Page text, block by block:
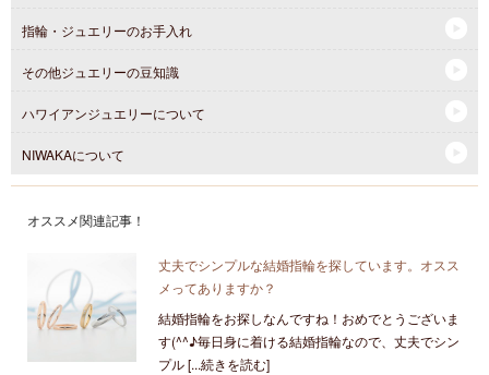
指輪・ジュエリーのお手入れ
その他ジュエリーの豆知識
ハワイアンジュエリーについて
NIWAKAについて
オススメ関連記事！
丈夫でシンプルな結婚指輪を探しています。オスス
メってありますか？
結婚指輪をお探しなんですね！おめでとうございま
す(^^♪毎日身に着ける結婚指輪なので、丈夫でシン
プル [...続きを読む]